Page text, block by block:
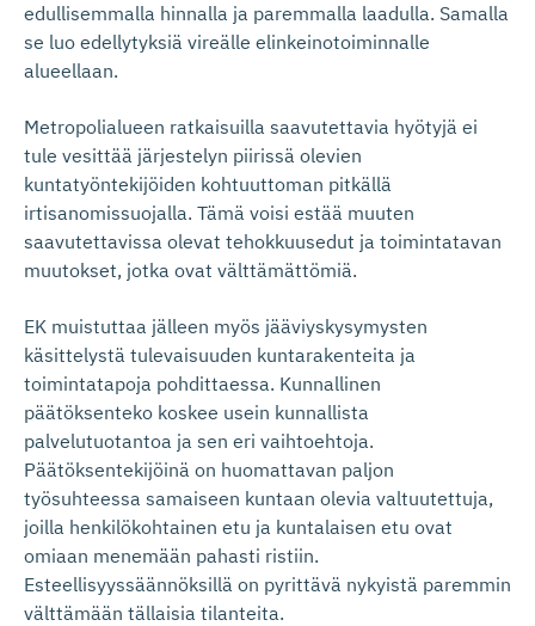
edullisemmalla hinnalla ja paremmalla laadulla. Samalla
se luo edellytyksiä vireälle elinkeinotoiminnalle
alueellaan.
Metropolialueen ratkaisuilla saavutettavia hyötyjä ei
tule vesittää järjestelyn piirissä olevien
kuntatyöntekijöiden kohtuuttoman pitkällä
irtisanomissuojalla. Tämä voisi estää muuten
saavutettavissa olevat tehokkuusedut ja toimintatavan
muutokset, jotka ovat välttämättömiä.
EK muistuttaa jälleen myös jääviyskysymysten
käsittelystä tulevaisuuden kuntarakenteita ja
toimintatapoja pohdittaessa. Kunnallinen
päätöksenteko koskee usein kunnallista
palvelutuotantoa ja sen eri vaihtoehtoja.
Päätöksentekijöinä on huomattavan paljon
työsuhteessa samaiseen kuntaan olevia valtuutettuja,
joilla henkilökohtainen etu ja kuntalaisen etu ovat
omiaan menemään pahasti ristiin.
Esteellisyyssäännöksillä on pyrittävä nykyistä paremmin
välttämään tällaisia tilanteita.